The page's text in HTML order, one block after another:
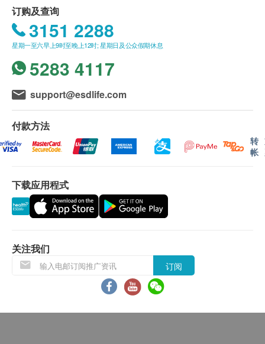
澳亚人类遗传学会及澳亚遗传学顾问学会认可遗传学
顾问
途。當閣下身體健康出現任何疾病徵兆時，應立即
諮詢有認可資格的醫生，作出診斷及治療。
本服務/產品由商戶提供。生活易【健康網購
有關此服務/產品的錯漏或延誤，或因使用此服務/
產品而引致的損失、損害、受傷或法律訴訟，健康
網購health.ESDlife概不負責。一切有關的索償或
查詢，須向提供服務之體檢中心或商戶提出。
呢?
A: 今天的医学发展，让我们知道几乎所有的疾病都会
受到遗传基因的影响。领先基因提供准确度极高的个
人化基因检测，让您提前知晓各种疾病的风险，尽早
预防。
Q: 基因检测是如何进行的呢?
A: 大部份领先基因的基因检测，都只需要口腔样本或
血液样本即可，安全而且无创。我们建议，口腔样本
的采集对象最小应为三个月大的婴孩，之后样本会直
Q: 如果测试结果发现我有任何疾病的风险或患癌风
险，我可以怎么做呢?
式。我们的医学遗传学专家，由您的基因出发，为您
量身订做属于您个人的健康及医学预防方案，体检组
合。配合饮食及生活建议，我们将善用最先进的医学
科学，共同捍卫您的健康。
订购及查询
3151 2288
星期一至六早上9时至晚上12时; 星期日及公众假期休息
5283 4117
support@esdlife.com
付款方法
转
帐
下载应用程式
关注我们
订阅